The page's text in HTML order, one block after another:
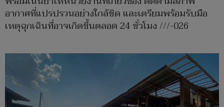
อากาศที่แปรปรวนอย่างใกล้ชิด และเตรียมพร้อมรับมือ
เหตุฉุกเฉินที่อาจเกิดขึ้นตลอด 24 ชั่วโมง ///-026